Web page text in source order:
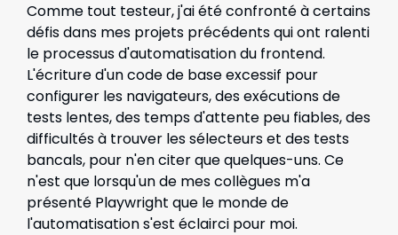
Comme tout testeur, j'ai été confronté à certains
défis dans mes projets précédents qui ont ralenti
le processus d'automatisation du frontend.
L'écriture d'un code de base excessif pour
configurer les navigateurs, des exécutions de
tests lentes, des temps d'attente peu fiables, des
difficultés à trouver les sélecteurs et des tests
bancals, pour n'en citer que quelques-uns. Ce
n'est que lorsqu'un de mes collègues m'a
présenté Playwright que le monde de
l'automatisation s'est éclairci pour moi.